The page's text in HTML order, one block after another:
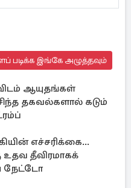
படிக்க இங்கே அழுத்தவும்
ஆயுதங்கள்
தகவல்களால் கடும்
எச்சரிக்கை...
உதவ தீவிரமாகக்
நேட்டோ